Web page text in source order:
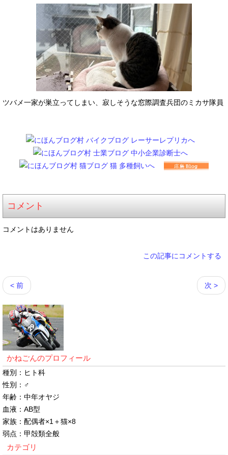
ツバメ一家が巣立ってしまい、寂しそうな窓際調査兵団のミカサ隊員
コメント
コメントはありません
この記事にコメントする
< 前 次 >
かねごんのプロフィール
種別：ヒト科
性別：♂
年齢：中年オヤジ
血液：AB型
家族：配偶者×1＋猫×8
弱点：甲殻類全般
カテゴリ